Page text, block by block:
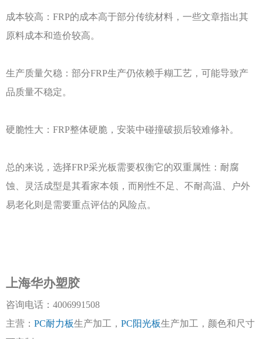
成本较高： FRP的成本高于部分传统材料，一些文章指出其
原料成本和造价较高。
生产质量欠稳：部分FRP生产仍依赖手糊工艺，可能导致产
品质量不稳定。
硬脆性大： FRP整体硬脆，安装中碰撞破损后较难修补。
总的来说，选择FRP采光板需要权衡它的双重属性：耐腐
蚀、灵活成型是其看家本领，而刚性不足、不耐高温、户外
易老化则是需要重点评估的风险点。
上海华办塑胶
咨询电话： 4006991508
主营： PC耐力板生产加工， PC阳光板生产加工，颜色和尺寸